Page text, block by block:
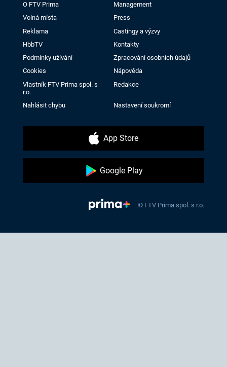
O FTV Prima
Management
Volná místa
Press
Reklama
Castingy a výzvy
HbbTV
Kontakty
Podmínky užívání
Zpracování osobních údajů
Cookies
Nápověda
Vlastník FTV Prima spol. s
r.o.
Redakce
Nahlásit chybu Nastavení soukromí
App Store
Google Play
© FTV Prima spol. s r.o.